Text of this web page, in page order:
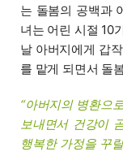
는 돌봄의 공백과
녀는 어린 시절 10
날 아버지에게 갑
를 맡게 되면서 돌
“아버지의 병환으
보내면서 건강이
행복한 가정을 꾸